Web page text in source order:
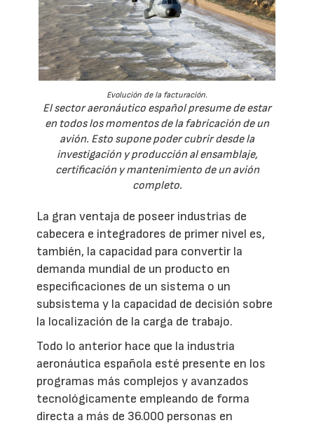
Evolución de la facturación.
El sector aeronáutico español presume de estar
en todos los momentos de la fabricación de un
avión. Esto supone poder cubrir desde la
investigación y producción al ensamblaje,
certificación y mantenimiento de un avión
completo.
La gran ventaja de poseer industrias de
cabecera e integradores de primer nivel es,
también, la capacidad para convertir la
demanda mundial de un producto en
especificaciones de un sistema o un
subsistema y la capacidad de decisión sobre
la localización de la carga de trabajo.
Todo lo anterior hace que la industria
aeronáutica española esté presente en los
programas más complejos y avanzados
tecnológicamente empleando de forma
directa a más de 36.000 personas en